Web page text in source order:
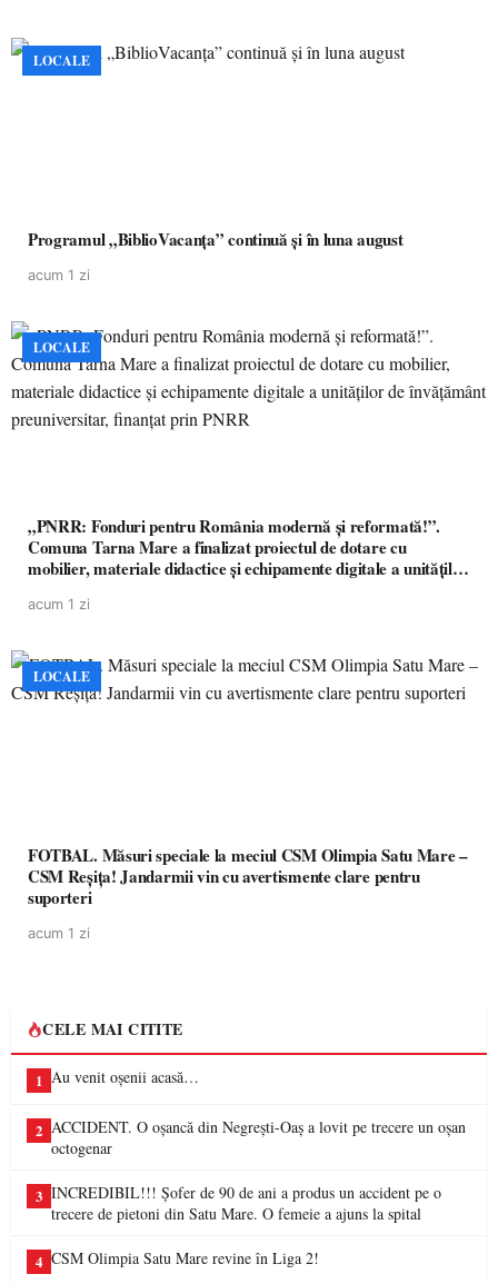
LOCALE
Programul „BiblioVacanța” continuă și în luna august
acum 1 zi
LOCALE
„PNRR: Fonduri pentru România modernă și reformată!”.
Comuna Tarna Mare a finalizat proiectul de dotare cu
mobilier, materiale didactice și echipamente digitale a unităților
acum 1 zi
LOCALE
FOTBAL. Măsuri speciale la meciul CSM Olimpia Satu Mare –
CSM Reșița! Jandarmii vin cu avertismente clare pentru
suporteri
acum 1 zi
CELE MAI CITITE
1 Au venit oșenii acasă…
2 ACCIDENT. O oșancă din Negrești-Oaș a lovit pe trecere un oșan
octogenar
3 INCREDIBIL!!! Șofer de 90 de ani a produs un accident pe o
trecere de pietoni din Satu Mare. O femeie a ajuns la spital
4 CSM Olimpia Satu Mare revine în Liga 2!